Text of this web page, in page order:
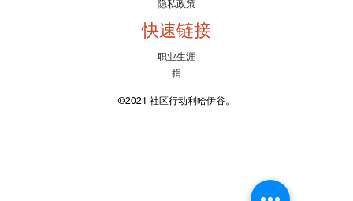
隐私政策
快速链接
职业生涯
捐
©2021 社区行动利哈伊谷。